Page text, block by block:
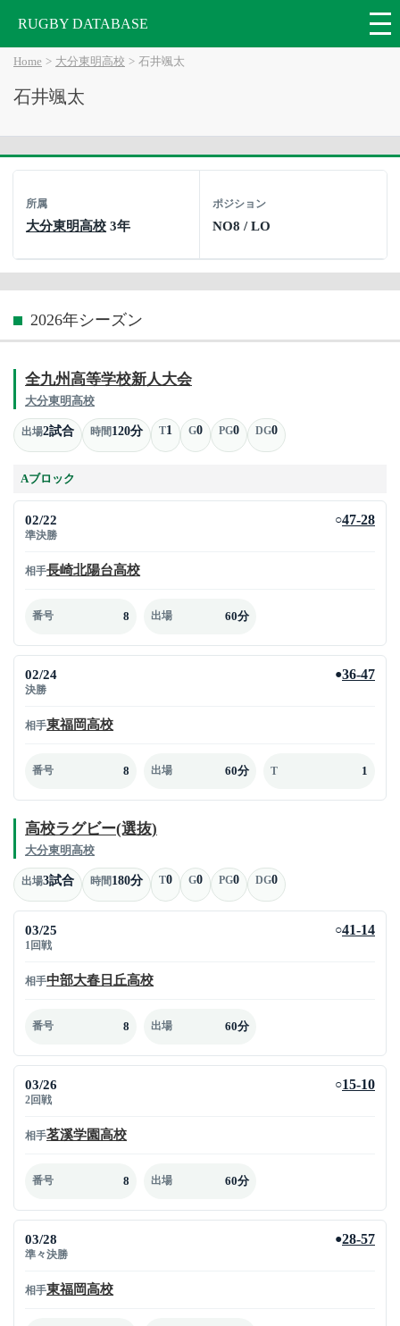
RUGBY DATABASE
Home 大分東明高校 石井颯太
石井颯太
所属
大分東明高校 3年
ポジション
NO8 / LO
2026年シーズン
全九州高等学校新人大会
大分東明高校
出場2試合 時間120分 T1 G0 PG0 DG0
Aブロック
02/22
準決勝
○47-28
相手長崎北陽台高校
番号 8 出場 60分
02/24
決勝
●36-47
相手東福岡高校
番号 8 出場 60分 T 1
高校ラグビー(選抜)
大分東明高校
出場3試合 時間180分 T0 G0 PG0 DG0
03/25
1回戦
○41-14
相手中部大春日丘高校
番号 8 出場 60分
03/26
2回戦
○15-10
相手茗溪学園高校
番号 8 出場 60分
03/28
準々決勝
●28-57
相手東福岡高校